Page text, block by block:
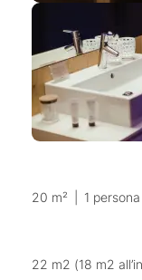
20 m² 1 persona
22 m2 (18 m2